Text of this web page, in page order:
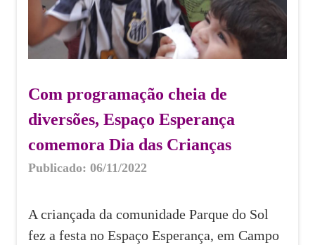
Com programação cheia de
diversões, Espaço Esperança
comemora Dia das Crianças
Publicado: 06/11/2022
A criançada da comunidade Parque do Sol
fez a festa no Espaço Esperança, em Campo